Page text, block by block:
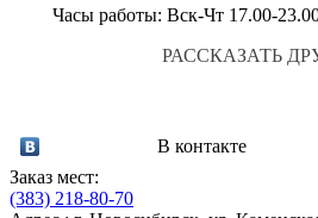
Часы работы: Вск-Чт 17.00-
РАССКАЗАТЬ
В контакте
Заказ мест:
(383) 218-80-70